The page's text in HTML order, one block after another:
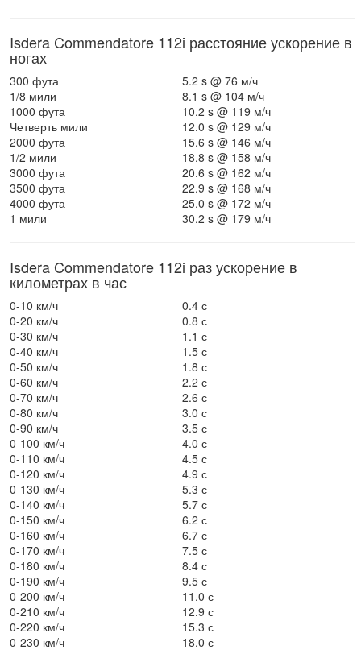
Isdera Commendatore 112i расстояние ускорение в
ногах
300 фута
5.2 s @ 76 м/ч
1/8 мили
8.1 s @ 104 м/ч
1000 фута
10.2 s @ 119 м/ч
Четверть мили
12.0 s @ 129 м/ч
2000 фута
15.6 s @ 146 м/ч
1/2 мили
18.8 s @ 158 м/ч
3000 фута
20.6 s @ 162 м/ч
3500 фута
22.9 s @ 168 м/ч
4000 фута
25.0 s @ 172 м/ч
1 мили
30.2 s @ 179 м/ч
Isdera Commendatore 112i раз ускорение в
километрах в час
0-10 км/ч
0.4 с
0-20 км/ч
0.8 с
0-30 км/ч
1.1 с
0-40 км/ч
1.5 с
0-50 км/ч
1.8 с
0-60 км/ч
2.2 с
0-70 км/ч
2.6 с
0-80 км/ч
3.0 с
0-90 км/ч
3.5 с
0-100 км/ч
4.0 с
0-110 км/ч
4.5 с
0-120 км/ч
4.9 с
0-130 км/ч
5.3 с
0-140 км/ч
5.7 с
0-150 км/ч
6.2 с
0-160 км/ч
6.7 с
0-170 км/ч
7.5 с
0-180 км/ч
8.4 с
0-190 км/ч
9.5 с
0-200 км/ч
11.0 с
0-210 км/ч
12.9 с
0-220 км/ч
15.3 с
0-230 км/ч
18.0 с